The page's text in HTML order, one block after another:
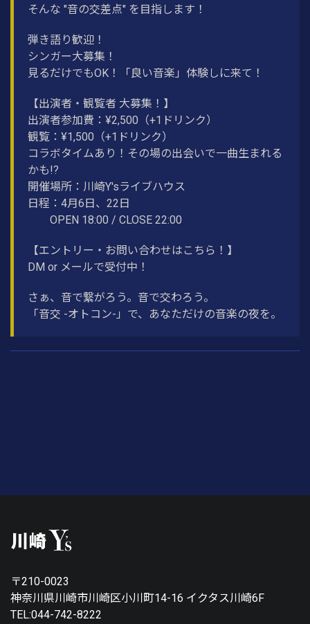
そんな "音の交差点" を目指します！
弾き語り歓迎！
シンガー大募集！
見るだけでもOK！「良い音楽」体験しに来て！
【出演者・観覧者 大募集！】
出演者参加費：¥2,500（+1ドリンク）
観覧：¥1,500（+1ドリンク）
コラボタイムあり！その場の出会いで一曲生まれる
かも!?
開催場所：川崎Y'sライブハウス
日程：4月6日、22日
OPEN 18:00 / CLOSE 22:00
【エントリー・お問い合わせはこちら！】
DM or メールで受付中！
さぁ、音で繋がろう。音で交わろう。
「音交 -オトコン-」で、あなただけの音楽の夜を。
〒210-0023
神奈川県川崎市川崎区小川町14-16 イクタス川崎6F
TEL:044-742-8222